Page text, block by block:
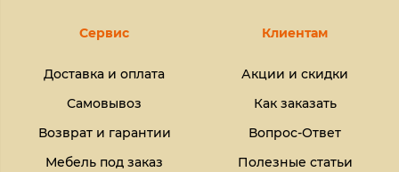
Сервис
Доставка и оплата
Самовывоз
Возврат и гарантии
Мебель под заказ
Клиентам
Акции и скидки
Как заказать
Вопрос-Ответ
Полезные статьи